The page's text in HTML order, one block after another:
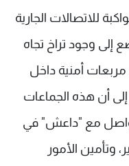
للاتصالات الجارية
إلى وجود تراخ تجاه
أمنية داخل
أن هذه الجماعات
مع "داعش" في
وتأمين الأمور